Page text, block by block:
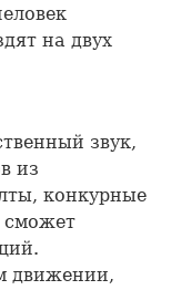
на двух
звук,
из
конкурные
сможет
движении,